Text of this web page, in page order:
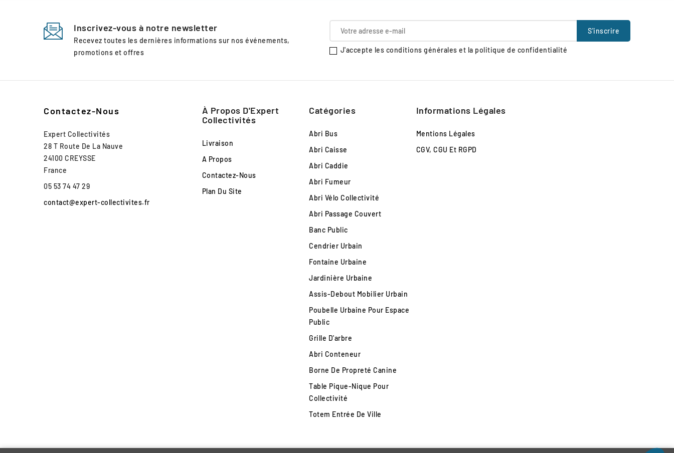
Inscrivez-vous à notre newsletter
Recevez toutes les dernières informations sur nos événements,
promotions et offres
J'accepte les conditions générales et la politique de confidentialité
Contactez-Nous
Expert Collectivités
28 T Route De La Nauve
24100 CREYSSE
France
05 53 74 47 29
contact@expert-collectivites.fr
À Propos D'Expert
Collectivités
Livraison
A Propos
Contactez-Nous
Plan Du Site
Catégories
Abri Bus
Abri Caisse
Abri Caddie
Abri Fumeur
Abri Vélo Collectivité
Abri Passage Couvert
Banc Public
Cendrier Urbain
Fontaine Urbaine
Jardinière Urbaine
Assis-Debout Mobilier Urbain
Poubelle Urbaine Pour Espace
Public
Grille D'arbre
Abri Conteneur
Borne De Propreté Canine
Table Pique-Nique Pour
Collectivité
Totem Entrée De Ville
Informations Légales
Mentions Légales
CGV, CGU Et RGPD